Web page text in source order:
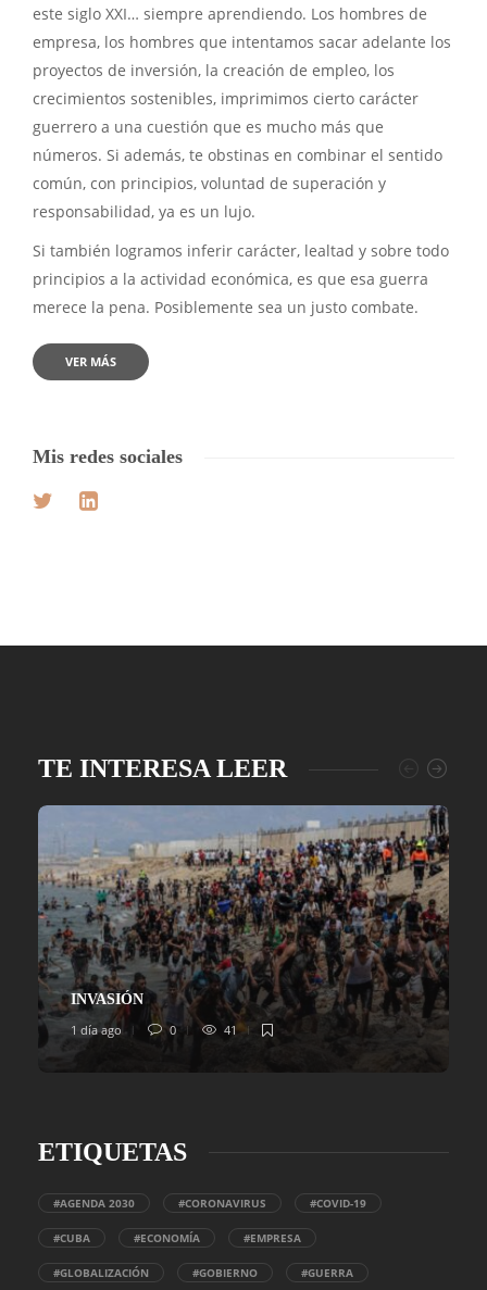
este siglo XXI… siempre aprendiendo. Los hombres de
empresa, los hombres que intentamos sacar adelante los
proyectos de inversión, la creación de empleo, los
crecimientos sostenibles, imprimimos cierto carácter
guerrero a una cuestión que es mucho más que
números. Si además, te obstinas en combinar el sentido
común, con principios, voluntad de superación y
responsabilidad, ya es un lujo.
Si también logramos inferir carácter, lealtad y sobre todo
principios a la actividad económica, es que esa guerra
merece la pena. Posiblemente sea un justo combate.
VER MÁS
Mis redes sociales
TE INTERESA LEER
INVASIÓN
1 día ago
0 41
ETIQUETAS
#AGENDA 2030 #CORONAVIRUS #COVID-19
#CUBA #ECONOMÍA #EMPRESA
#GLOBALIZACIÓN #GOBIERNO #GUERRA